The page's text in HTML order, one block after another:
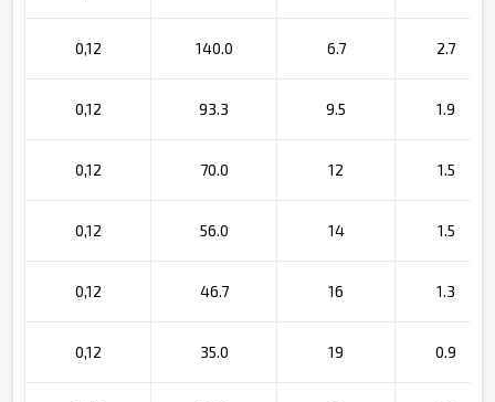
0,12 140.0 6.7 2.7
0,12 93.3 9.5 1.9
0,12 70.0 12 1.5
0,12 56.0 14 1.5
0,12 46.7 16 1.3
0,12 35.0 19 0.9